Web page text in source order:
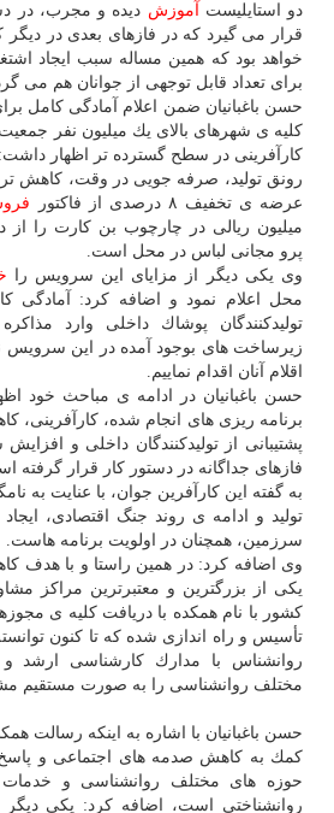
دو استایلیست
آموزش دیده و مجرب، در
قرار می گیرد كه در فازهای بعدی در دیگر
خواهد بود كه همین مساله سبب ایجاد
برای تعداد قابل توجهی از جوانان هم می
حسن باغبانیان ضمن اعلام آمادگی كامل
كلیه ی شهرهای بالای یك میلیون نفر
كارآفرینی در سطح گسترده تر اظهار داشت:
رونق تولید، صرفه جویی در وقت، كاهش
عرضه ی تخفیف ۸ درصدی از فاكتور
میلیون ریالی در چارچوب بن كارت را
پرو مجانی لباس در محل است.
وی یكی دیگر از مزایای این سرویس را
محل اعلام نمود و اضافه كرد: آمادگی
تولیدكنندگان پوشاك داخلی وارد
زیرساخت های بوجود آمده در این
اقلام آنان اقدام نماییم.
حسن باغبانیان در ادامه ی مباحث خود
برنامه ریزی های انجام شده، كارآفرینی،
پشتیبانی از تولیدكنندگان داخلی و
فازهای جداگانه در دستور كار قرار گرفته
به گفته این كارآفرین جوان، با عنایت به
تولید و ادامه ی روند جنگ اقتصادی،
سرزمین، همچنان در اولویت برنامه هاست.
وی اضافه كرد: در همین راستا و با هدف
یكی از بزرگترین و معتبرترین مراكز
كشور با نام همكده با دریافت كلیه ی
روانشناس با مدارك كارشناسی ارشد
مختلف روانشناسی را به صورت مستقیم
حسن باغبانیان با اشاره به اینكه رسالت
كمك به كاهش صدمه های اجتماعی و پاسخ
حوزه های مختلف روانشناسی و
روانشناختی است، اضافه كرد: یكی